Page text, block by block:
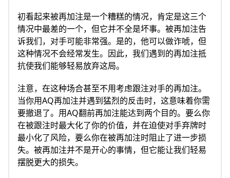
初看起来被再加注是一个糟糕的情况，肯定是这三个
情况中最差的一个，但它并不全是坏事。被再加注告
诉我们，对手可能非常强。是的，他可以做诈唬，但
这种情况不会经常发生。因此，我们遇到的再加注抵
抗使我们能够轻易放弃这局。
注意，在这种场合甚至不用考虑跟注对手的再加注。
当你用AQ再加注并遇到猛烈的反击时，这意味着你需
要撤退了。用AQ翻前再加注能达到两个目的。要么你
在被跟注时最大化了你的价值，并在迫使对手弃牌时
最小化了风险，要么你在被再加注时阻止了进一步损
失。被再加注并不是开心的事情，但它能让我们轻易
摆脱更大的损失。